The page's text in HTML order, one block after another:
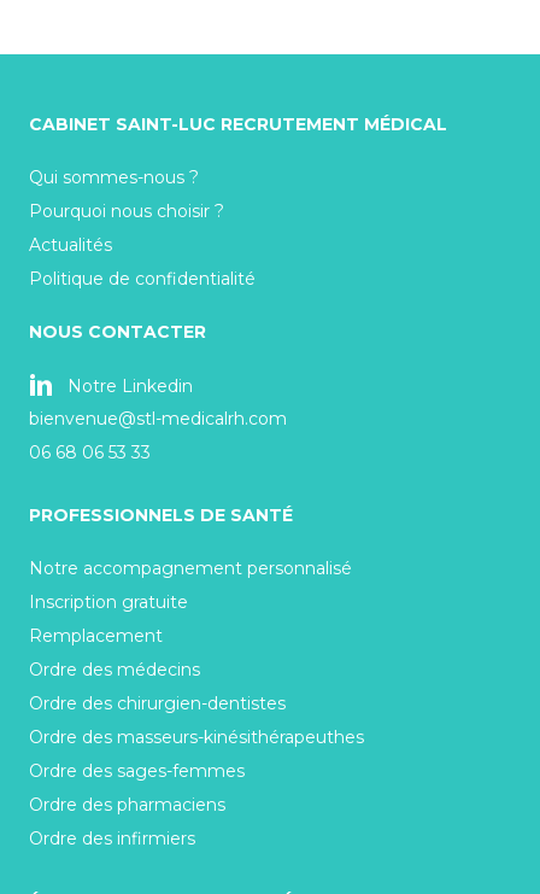
CABINET SAINT-LUC RECRUTEMENT MÉDICAL
Qui sommes-nous ?
Pourquoi nous choisir ?
Actualités
Politique de confidentialité
NOUS CONTACTER
Notre Linkedin
bienvenue@stl-medicalrh.com
06 68 06 53 33
PROFESSIONNELS DE SANTÉ
Notre accompagnement personnalisé
Inscription gratuite
Remplacement
Ordre des médecins
Ordre des chirurgien-dentistes
Ordre des masseurs-kinésithérapeuthes
Ordre des sages-femmes
Ordre des pharmaciens
Ordre des infirmiers